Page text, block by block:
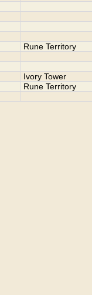
Rune Territory
Ivory Tower
Rune Territory